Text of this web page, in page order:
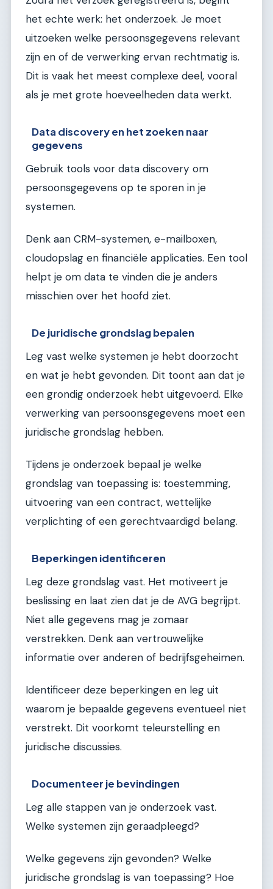
het echte werk: het onderzoek. Je moet
uitzoeken welke persoonsgegevens relevant
zijn en of de verwerking ervan rechtmatig is.
Dit is vaak het meest complexe deel, vooral
als je met grote hoeveelheden data werkt.
Data discovery en het zoeken naar
gegevens
Gebruik tools voor data discovery om
persoonsgegevens op te sporen in je
systemen.
Denk aan CRM-systemen, e-mailboxen,
cloudopslag en financiële applicaties. Een tool
helpt je om data te vinden die je anders
misschien over het hoofd ziet.
De juridische grondslag bepalen
Leg vast welke systemen je hebt doorzocht
en wat je hebt gevonden. Dit toont aan dat je
een grondig onderzoek hebt uitgevoerd. Elke
verwerking van persoonsgegevens moet een
juridische grondslag hebben.
Tijdens je onderzoek bepaal je welke
grondslag van toepassing is: toestemming,
uitvoering van een contract, wettelijke
verplichting of een gerechtvaardigd belang.
Beperkingen identificeren
Leg deze grondslag vast. Het motiveert je
beslissing en laat zien dat je de AVG begrijpt.
Niet alle gegevens mag je zomaar
verstrekken. Denk aan vertrouwelijke
informatie over anderen of bedrijfsgeheimen.
Identificeer deze beperkingen en leg uit
waarom je bepaalde gegevens eventueel niet
verstrekt. Dit voorkomt teleurstelling en
juridische discussies.
Documenteer je bevindingen
Leg alle stappen van je onderzoek vast.
Welke systemen zijn geraadpleegd?
Welke gegevens zijn gevonden? Welke
juridische grondslag is van toepassing? Hoe